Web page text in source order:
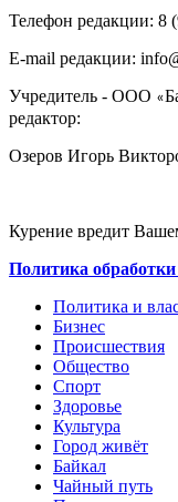
Телефон редакции: ‎‎8
E-mail редакции:
Учредитель - ООО «
редактор:
Озеров Игорь
Курение вредит
Политика
Политика и
Бизнес
Происшествия
Общество
Cпорт
Здоровье
Культура
Город живёт
Байкал
Чайный путь